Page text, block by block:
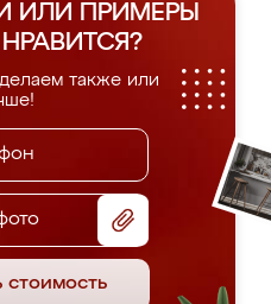
ИЛИ ПРИМЕРЫ
НРАВИТСЯ?
также или
стоимость